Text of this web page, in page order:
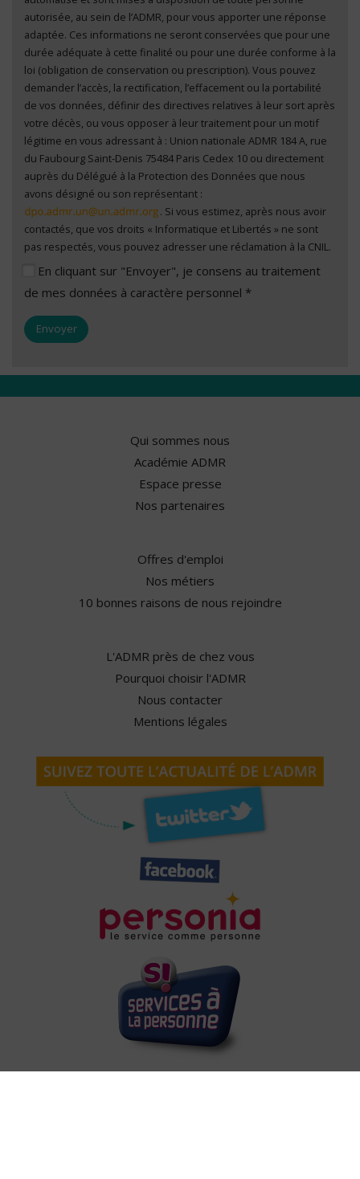
autorisée, au sein de l’ADMR, pour vous apporter une réponse
adaptée. Ces informations ne seront conservées que pour une
durée adéquate à cette finalité ou pour une durée conforme à la
loi (obligation de conservation ou prescription). Vous pouvez
demander l’accès, la rectification, l’effacement ou la portabilité
de vos données, définir des directives relatives à leur sort après
votre décès, ou vous opposer à leur traitement pour un motif
légitime en vous adressant à : Union nationale ADMR 184 A, rue
du Faubourg Saint-Denis 75484 Paris Cedex 10 ou directement
auprès du Délégué à la Protection des Données que nous
avons désigné ou son représentant :
. Si vous estimez, après nous avoir
contactés, que vos droits « Informatique et Libertés » ne sont
pas respectés, vous pouvez adresser une réclamation à la CNIL.
En cliquant sur "Envoyer", je consens au traitement
de mes données à caractère personnel *
Qui sommes nous
Académie ADMR
Espace presse
Nos partenaires
Offres d'emploi
Nos métiers
10 bonnes raisons de nous rejoindre
L'ADMR près de chez vous
Pourquoi choisir l'ADMR
Nous contacter
Mentions légales